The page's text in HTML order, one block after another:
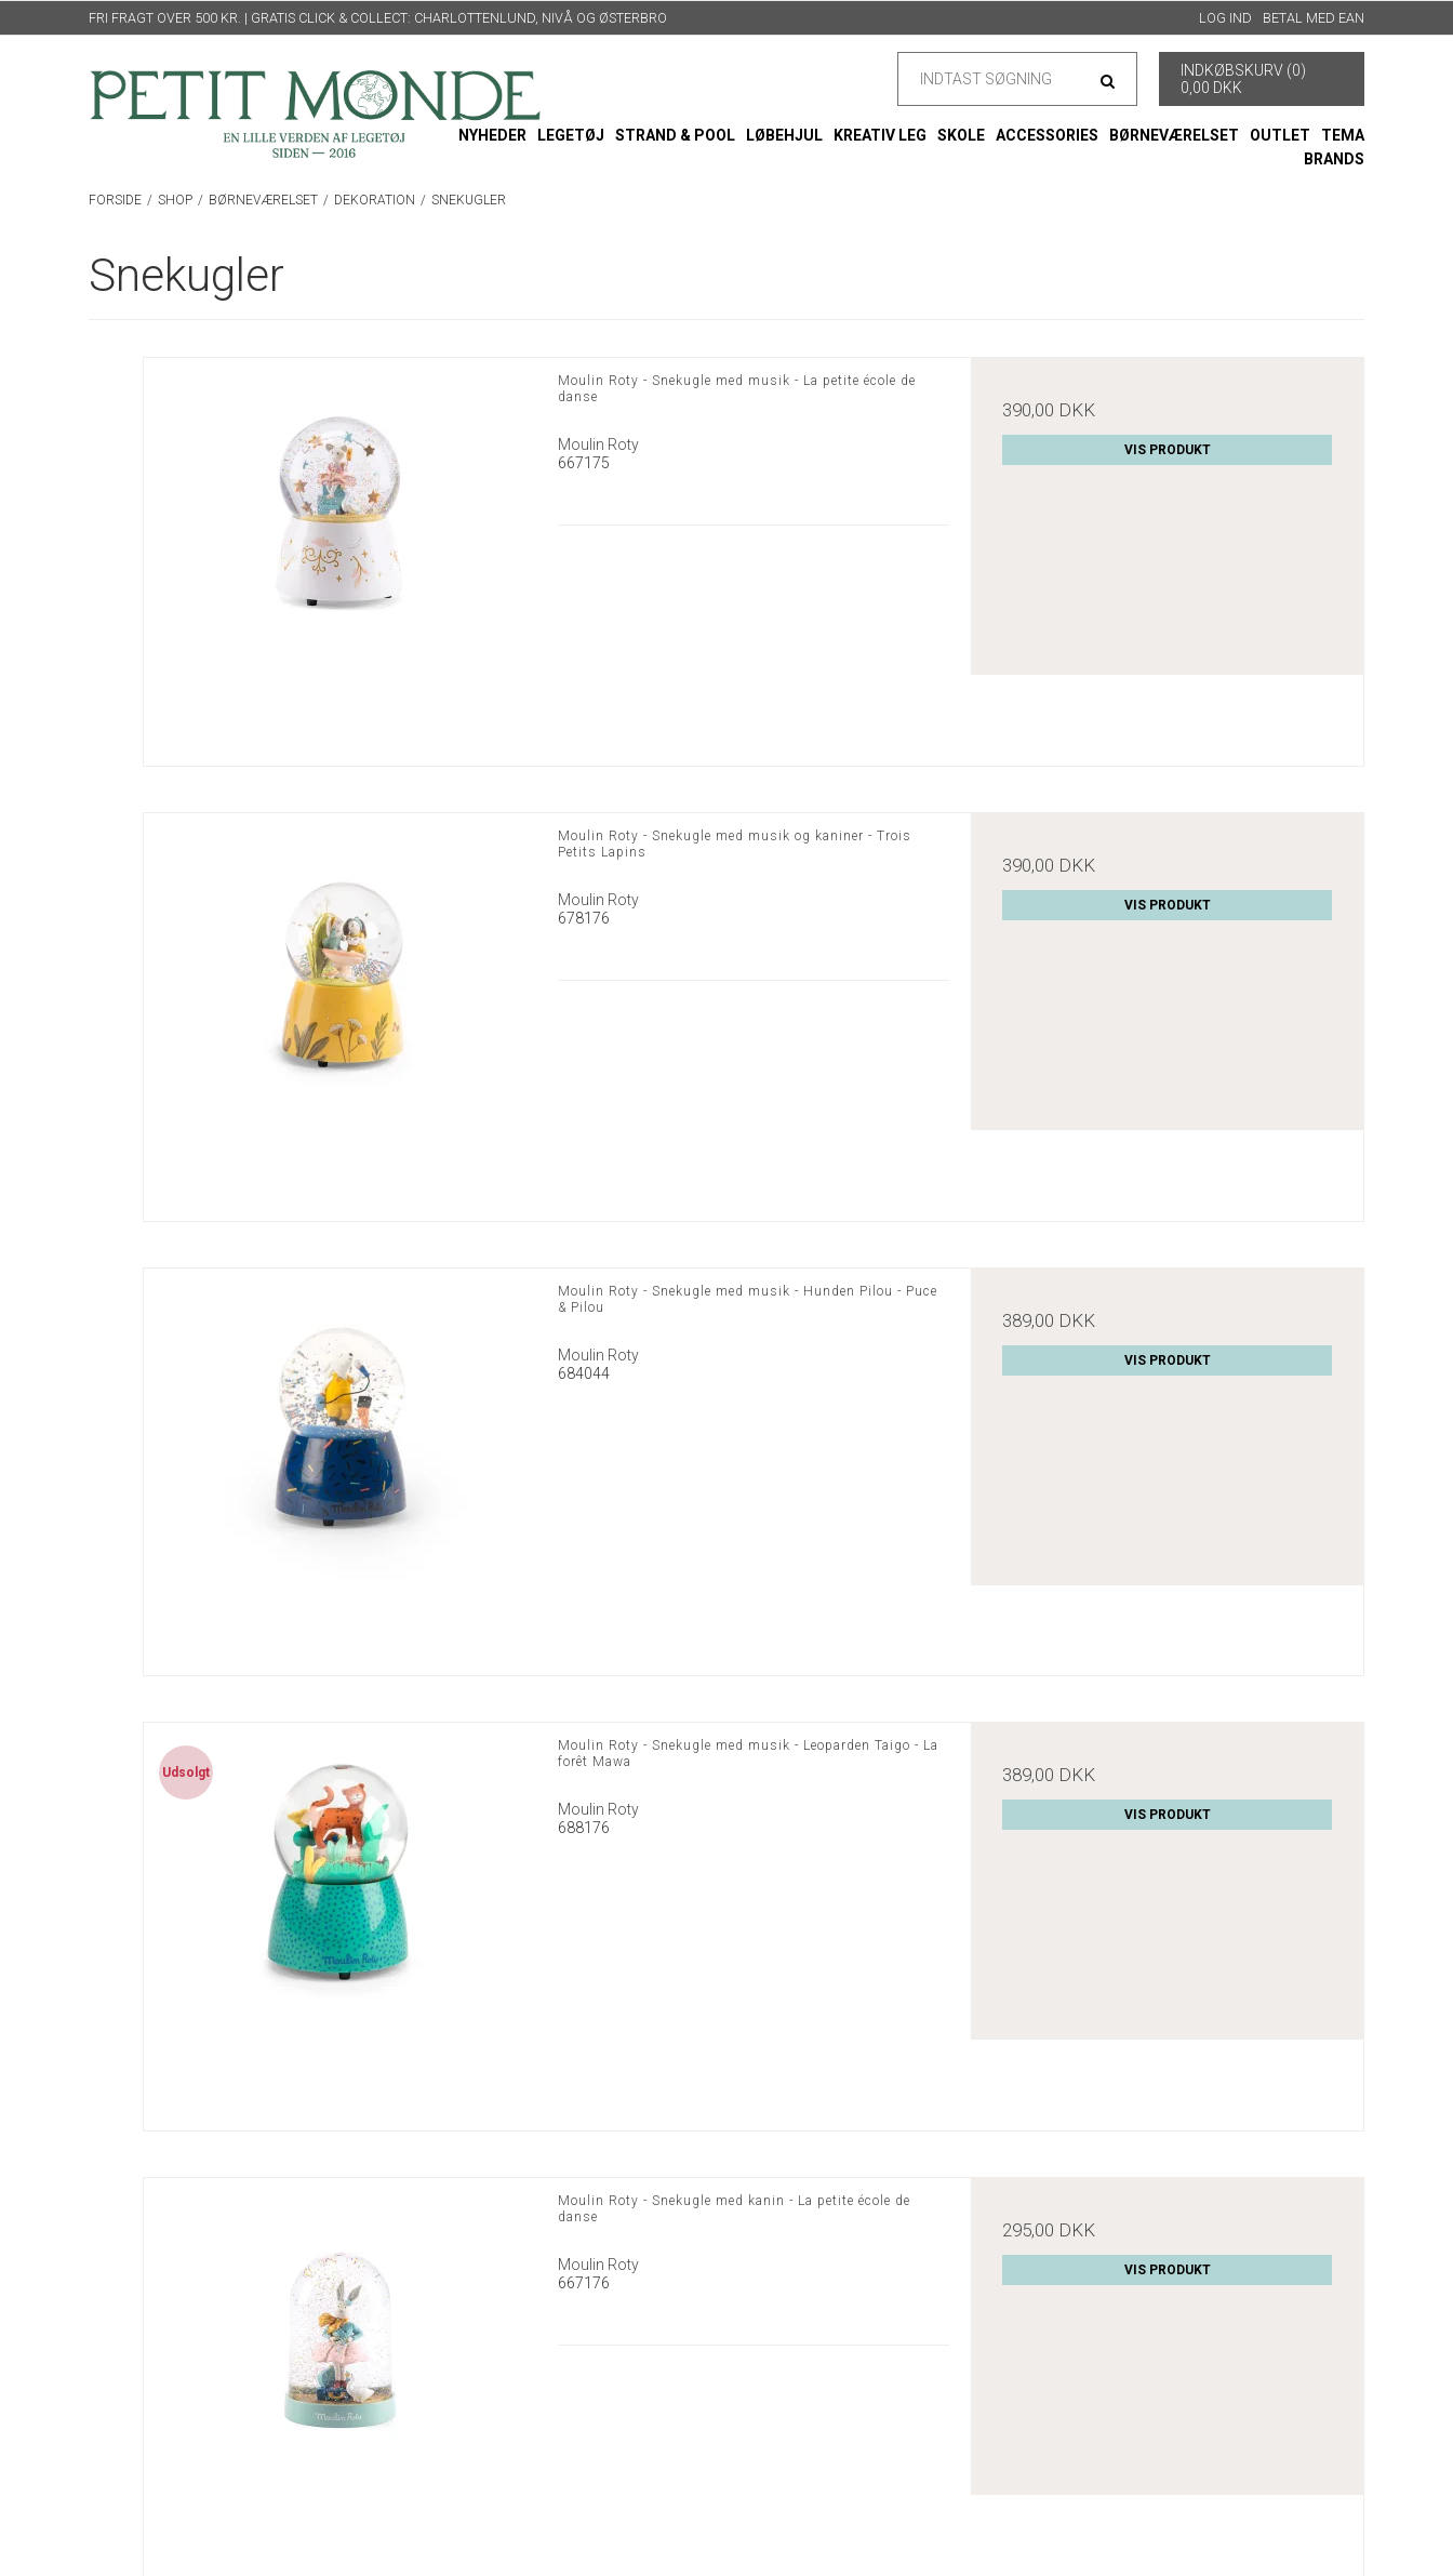
FRI FRAGT OVER 500 KR. | GRATIS CLICK & COLLECT: CHARLOTTENLUND, NIVÅ OG ØSTERBRO LOG IND BETAL MED EAN
INDKØBSKURV (0)
0,00 DKK
NYHEDER LEGETØJ STRAND & POOL LØBEHJUL KREATIV LEG SKOLE ACCESSORIES BØRNEVÆRELSET OUTLET
TEMA
BRANDS
FORSIDE / SHOP / BØRNEVÆRELSET / DEKORATION / SNEKUGLER
Snekugler
Moulin Roty - Snekugle med musik - La petite école de
danse
Moulin Roty
667175
390,00 DKK
VIS PRODUKT
Moulin Roty - Snekugle med musik og kaniner - Trois
Petits Lapins
Moulin Roty
678176
390,00 DKK
VIS PRODUKT
Moulin Roty - Snekugle med musik - Hunden Pilou - Puce
& Pilou
Moulin Roty
684044
389,00 DKK
VIS PRODUKT
Udsolgt
Moulin Roty - Snekugle med musik - Leoparden Taigo - La
forêt Mawa
Moulin Roty
688176
389,00 DKK
VIS PRODUKT
Moulin Roty - Snekugle med kanin - La petite école de
danse
Moulin Roty
667176
295,00 DKK
VIS PRODUKT